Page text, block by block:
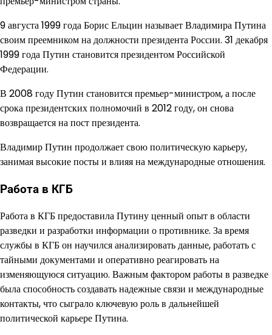
9 августа 1999 года Борис Ельцин называет Владимира Путина
своим преемником на должности президента России. 31 декабря
1999 года Путин становится президентом Российской
Федерации.
В 2008 году Путин становится премьер-министром, а после
срока президентских полномочий в 2012 году, он снова
возвращается на пост президента.
Владимир Путин продолжает свою политическую карьеру,
занимая высокие посты и влияя на международные отношения.
Работа в КГБ
Работа в КГБ предоставила Путину ценный опыт в области
разведки и разработки информации о противнике. За время
службы в КГБ он научился анализировать данные, работать с
тайными документами и оперативно реагировать на
изменяющуюся ситуацию. Важным фактором работы в разведке
была способность создавать надежные связи и международные
контакты, что сыграло ключевую роль в дальнейшей
политической карьере Путина.